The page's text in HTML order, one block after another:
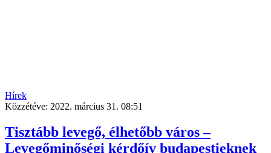
Hírek
Közzétéve: 2022. március 31. 08:51
Tisztább levegő, élhetőbb város –
Levegőminőségi kérdőív budapestieknek